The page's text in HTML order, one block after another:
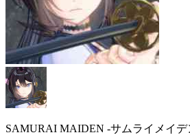
SAMURAI MAIDEN -サムライメイデ